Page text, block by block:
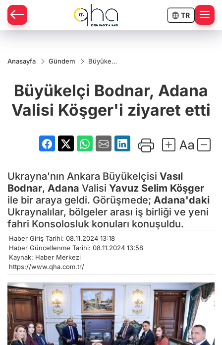
TR
Anasayfa Gündem
Büyükelçi
Valisi
Köşger'i
etti
Büyükelçi Bodnar, Adana
Valisi Köşger'i ziyaret etti
Ukrayna'nın Ankara Büyükelçisi Vasıl
Bodnar, Adana Valisi Yavuz Selim Köşger
ile bir araya geldi. Görüşmede; Adana'daki
Ukraynalılar, bölgeler arası iş birliği ve yeni
fahri Konsolosluk konuları konuşuldu.
Haber Giriş Tarihi: 08.11.2024 13:18
Haber Güncellenme Tarihi: 08.11.2024 13:58
Kaynak: Haber Merkezi
https://www.qha.com.tr/